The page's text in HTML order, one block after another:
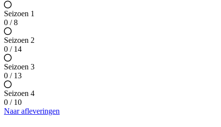
Seizoen 1
0 / 8
Seizoen 2
0 / 14
Seizoen 3
0 / 13
Seizoen 4
0 / 10
Naar afleveringen